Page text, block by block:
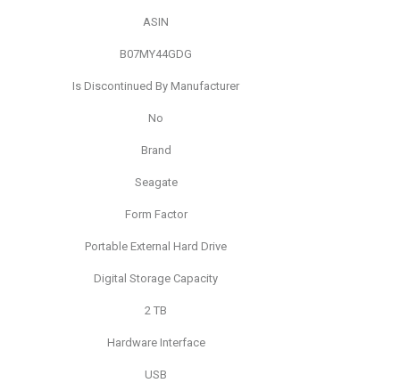
ASIN
B07MY44GDG
Is Discontinued By Manufacturer
No
Brand
Seagate
Form Factor
Portable External Hard Drive
Digital Storage Capacity
2 TB
Hardware Interface
USB